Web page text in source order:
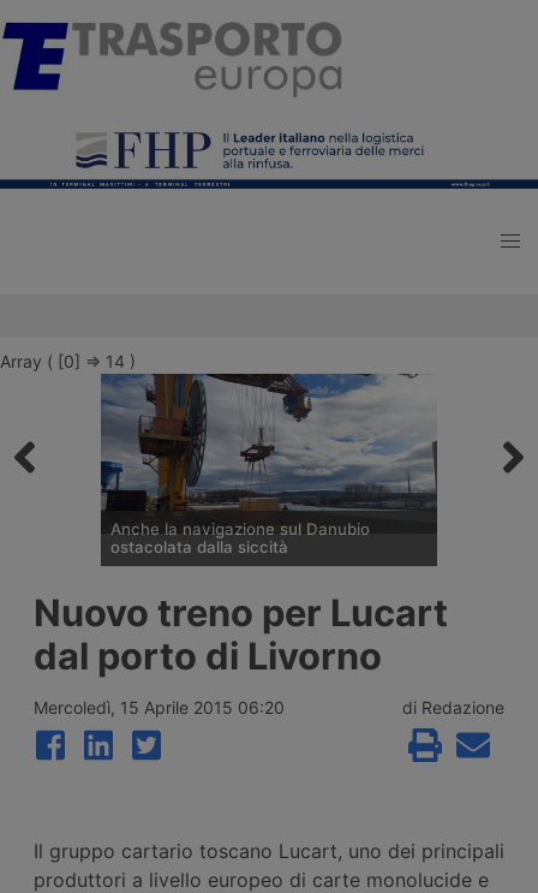
Array ( [0] => 14 )
Anche la navigazione sul Danubio
ostacolata dalla siccità
dal 1996 tra Romania, Ungheria e Serbia,
bloccando la navigazione commerciale e
costringendo le centrali energetiche di
Cernavodă, Paks e Djerdap a ridurre la
quantificate per i gruppi Verbund ed Edf.
Nuovo treno per Lucart
dal porto di Livorno
Mercoledì, 15 Aprile 2015 06:20 di Redazione
Il gruppo cartario toscano Lucart, uno dei principali
produttori a livello europeo di carte monolucide e